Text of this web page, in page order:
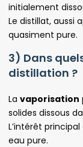
initialement
Le distillat, aussi
quasiment pure.
3) Dans
distillation ?
La vaporisation
solides dissous
L’intérêt
eau pure.